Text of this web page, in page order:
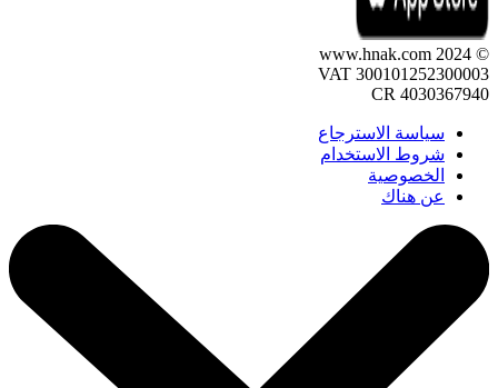
© 2024 www.hnak.com
VAT 300101252300003
CR 4030367940
سياسة الاسترجاع
شروط الاستخدام
الخصوصية
عن هناك